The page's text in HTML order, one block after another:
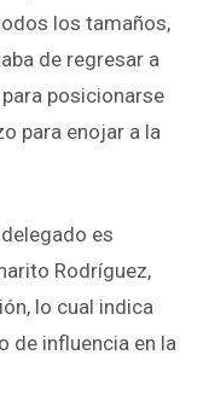
los tamaños,
de regresar a
posicionarse
para enojar a la
es
Rodríguez,
lo cual indica
de influencia en la